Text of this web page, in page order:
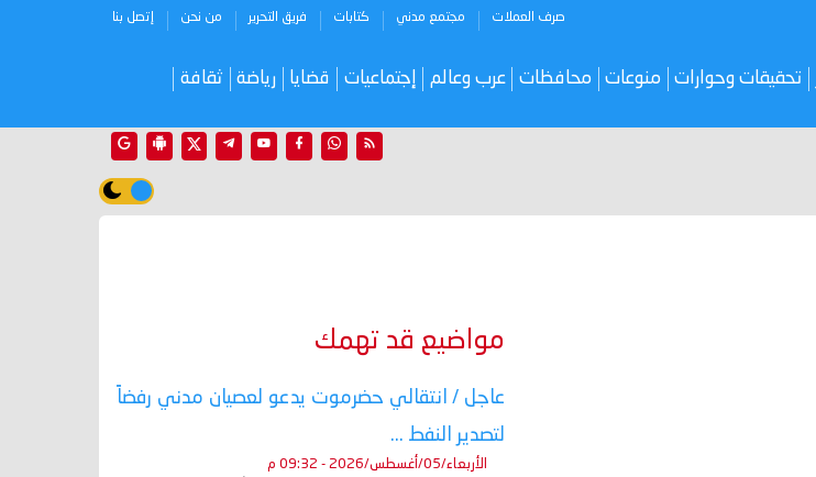
صرف العملات مجتمع مدني كتابات فريق التحرير من نحن إتصل بنا
تحقيقات وحوارات منوعات محافظات عرب وعالم إجتماعيات قضايا رياضة ثقافة
مواضيع قد تهمك
عاجل / انتقالي حضرموت يدعو لعصيان مدني رفضاً
لتصدير النفط ...
الأربعاء/05/أغسطس/2026 - 09:32 م